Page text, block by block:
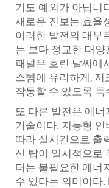
기도 예외가 아닙니
새로운 진보는 효율
이러한 발전의 대부
는 보다 정교한 태
패널은 흐린 날씨에
스템에 유리하게,
작동할 수 있도록
또 다른 발전은 에
기술이다. 지능형
따라 실시간으로 출
신 탑이 일시적으로
터는 불필요한 에너
수 있다는 의미이다.